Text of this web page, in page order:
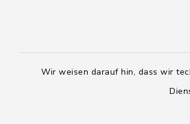
Wir weisen darauf hin, dass wir